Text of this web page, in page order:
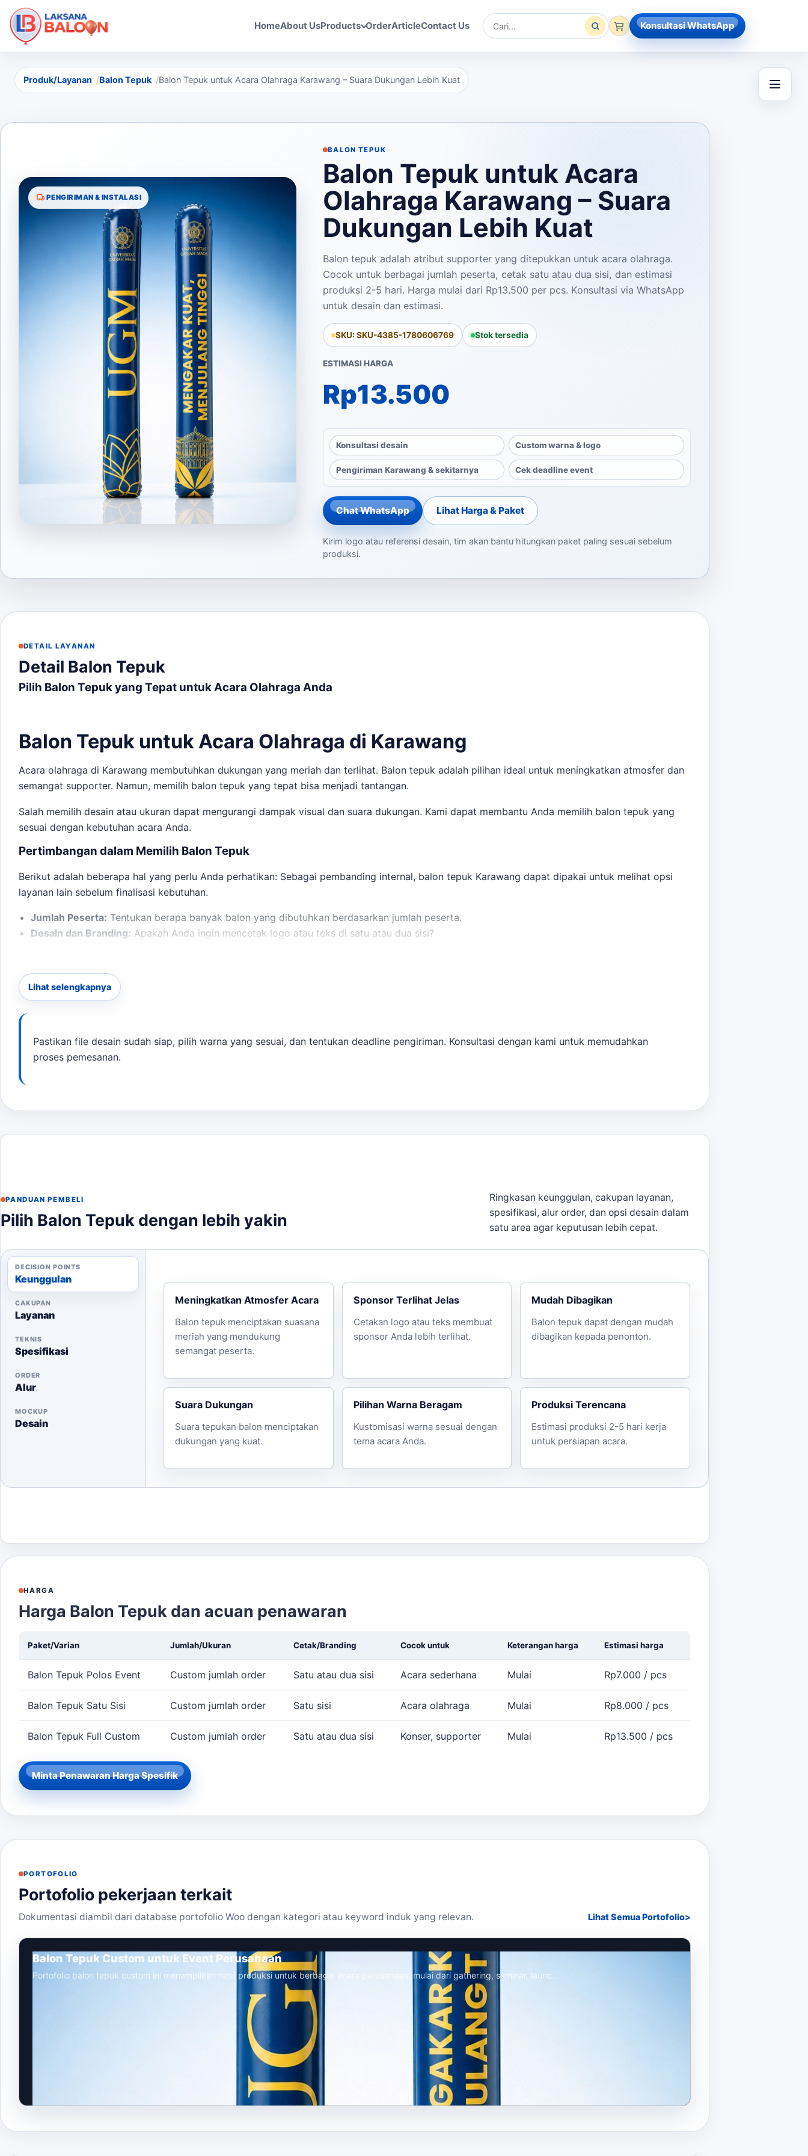
HomeAbout UsProducts OrderArticleContact Us
Cari
Konsultasi WhatsApp
Produk/Layanan Balon Tepuk Balon Tepuk untuk Acara Olahraga Karawang – Suara Dukungan Lebih Kuat
PENGIRIMAN & INSTALASI
BALON TEPUK
Balon Tepuk untukAcara
Olahraga Karawang – Suara
Dukungan Lebih Kuat
Balon tepuk adalah atribut supporter yang ditepukkan untuk acara olahraga.
Cocok untuk berbagai jumlah peserta, cetak satu atau dua sisi, dan estimasi
produksi 2-5 hari. Harga mulai dari Rp13.500 per pcs. Konsultasi via WhatsApp
untuk desain dan estimasi.
SKU: SKU-4385-1780606769 Stok tersedia
ESTIMASI HARGA
Rp13.500
Konsultasi desain Custom warna & logo
Pengiriman Karawang & sekitarnya Cek deadline event
Chat WhatsApp Lihat Harga & Paket
Kirim logo atau referensi desain, tim akan bantu hitungkan paket paling sesuai sebelum
produksi.
DETAIL LAYANAN
Detail Balon Tepuk
Pilih Balon Tepuk yang Tepat untuk Acara Olahraga Anda
Balon Tepuk untuk Acara Olahraga di Karawang
Acara olahraga di Karawang membutuhkan dukungan yang meriah dan terlihat. Balon tepuk adalah pilihan ideal untuk meningkatkan atmosfer dan
semangat supporter. Namun, memilih balon tepuk yang tepat bisa menjadi tantangan.
Salah memilih desain atau ukuran dapat mengurangi dampak visual dan suara dukungan. Kami dapat membantu Anda memilih balon tepuk yang
sesuai dengan kebutuhan acara Anda.
Pertimbangan dalam Memilih Balon Tepuk
Berikut adalah beberapa hal yang perlu Anda perhatikan: Sebagai pembanding internal, balon tepuk Karawang dapat dipakai untuk melihat opsi
layanan lain sebelum finalisasi kebutuhan.
Jumlah Peserta: Tentukan berapa banyak balon yang dibutuhkan berdasarkan jumlah peserta.
Desain dan Branding: Apakah Anda ingin mencetak logo atau teks di satu atau dua sisi?
Dengan mempertimbangkan faktor-faktor tersebut, Anda bisa mendapatkan balon tepuk yang tepat untuk acara Anda. tersedia berbagai pilihan
Berikut adalah beberapa pilihan balon tepuk yang kami tawarkan: Sebagai pembanding internal,
Balon Tepuk Satu Sisi
Custom jumlah order Satu sisi Acara olahraga Mulai
Rp8.000 / pcs
file desain. Jika kebutuhan berkembang ke layanan terkait,
membantu pembaca menjaga brief tetap selaras dengan
Langkah Pemesanan
Untuk memesan balon tepuk, silakan ikuti langkah-langkah berikut:
Kirimkan kebutuhan Anda melalui WhatsApp.
Berikan detail ukuran, jumlah, dan desain yang diinginkan.
Kami akan memberikan estimasi harga dan waktu produksi.
Setelah disetujui, kami akan memulai produksi.
Balon akan dikirim sesuai alamat yang Anda berikan.
konsultasikan kami jika Anda memiliki pertanyaan lebih lanjut.
Lihat selengkapnya
Pastikan file desain sudah siap, pilih warna yang sesuai, dan tentukan deadline pengiriman. Konsultasi dengan kami untuk memudahkan
proses pemesanan.
PANDUAN PEMBELI
Pilih Balon Tepuk dengan lebih yakin
Ringkasan keunggulan, cakupan layanan,
spesifikasi, alur order, dan opsi desain dalam
satu area agar keputusan lebih cepat.
DECISION POINTS
Keunggulan
CAKUPAN
Layanan
TEKNIS
Spesifikasi
ORDER
Alur
MOCKUP
Desain
Meningkatkan Atmosfer Acara
Balon tepuk menciptakan suasana
meriah yang mendukung
semangat peserta.
Sponsor Terlihat Jelas
Cetakan logo atau teks membuat
sponsor Anda lebih terlihat.
Mudah Dibagikan
Balon tepuk dapat dengan mudah
dibagikan kepada penonton.
Suara Dukungan
Suara tepukan balon menciptakan
dukungan yang kuat.
Pilihan Warna Beragam
Kustomisasi warna sesuai dengan
tema acara Anda.
Produksi Terencana
Estimasi produksi 2-5 hari kerja
untuk persiapan acara.
HARGA
Harga Balon Tepuk dan acuan penawaran
Paket/Varian Jumlah/Ukuran Cetak/Branding Cocok untuk Keterangan harga Estimasi harga
Balon Tepuk Polos Event Custom jumlah order Satu atau dua sisi Acara sederhana Mulai Rp7.000 / pcs
Balon Tepuk Satu Sisi Custom jumlah order Satu sisi Acara olahraga Mulai Rp8.000 / pcs
Balon Tepuk Full Custom Custom jumlah order Satu atau dua sisi Konser, supporter Mulai Rp13.500 / pcs
Minta Penawaran Harga Spesifik
PORTOFOLIO
Portofolio pekerjaan terkait
Dokumentasi diambil dari database portofolio Woo dengan kategori atau keyword induk yang relevan. Lihat Semua Portofolio
Balon Tepuk Custom untuk Event Perusahaan
Portofolio balon tepuk custom ini menampilkan hasil produksi untuk berbagai acara perusahaan, mulai dari gathering, seminar, launc...